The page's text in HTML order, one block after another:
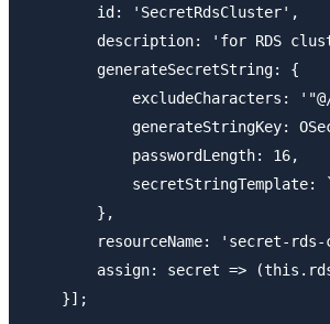
        id: 'SecretRdsCluster',
description: 'for RDS
        generateSecretString: {
excludeCharacters:
generateStringKey:
            passwordLength: 16,
secretStringTemplate:
        },
resourceName: 'secret-rds-
assign: secret =>
    }];